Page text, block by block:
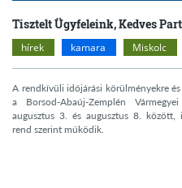
Tisztelt Ügyfeleink, Kedves
hírek kamara Miskolc
A rendkívüli időjárási körülményekre
a Borsod-Abaúj-Zemplén
augusztus 3. és augusztus 8. között,
rend szerint működik.